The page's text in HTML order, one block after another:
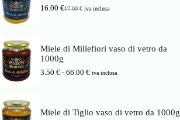
17.00€
I
e
z
g
16.00 €
I
e
z
u
iva inclusa
Miele di Millefiori vaso di vetro da
1000g
3.50 € - 66.00 €Fiva inclusa
Miele di Tiglio vaso di vetro da 1000g